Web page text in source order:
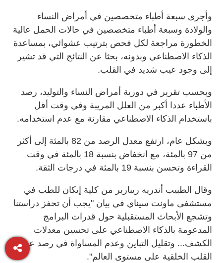
وأجرى سبعة أطباء متخصصين في أمراض النساء
والولادة وسبعة أطباء متخصصين في حالات الحمل عالية
الخطورة مراجعة لكل فحص بترتيب عشوائي، بمساعدة
الذكاء الاصطناعي وبدونه، بحثا عن النتائج التي قد تشير
إلى وجود عيب شديد في القلب.
وبحسب تقرير في دورية أمراض النساء والتوليد، رصد
الأطباء عددا أكبر من العلل المريبة وفي وقت أقل
باستخدام الذكاء الاصطناعي مقارنة مع عدم استخدامه.
وبشكل عام، ارتفع معدل الرصد من 82 بالمئة إلى أكثر
من 97 بالمئة، مع انخفاض بنسبة 18 بالمئة في وقت
القراءة وتحسن بنسبة 19 بالمئة في درجات الثقة.
وقال الطبيب أندريه ريباربر من كلية إيكان للطب في
مستشفى ماونت سيناي في بيان "يجب أن تحفز دراستنا
وتشجع الأبحاث المستقبلية حول قدرات البرامج
المدعومة بالذكاء الاصطناعي على تحسين معدلات
الكشف... وتقليل التباين وعدم المساواة في رصد عيوب
القلب الخلقية على مستوى العالم".